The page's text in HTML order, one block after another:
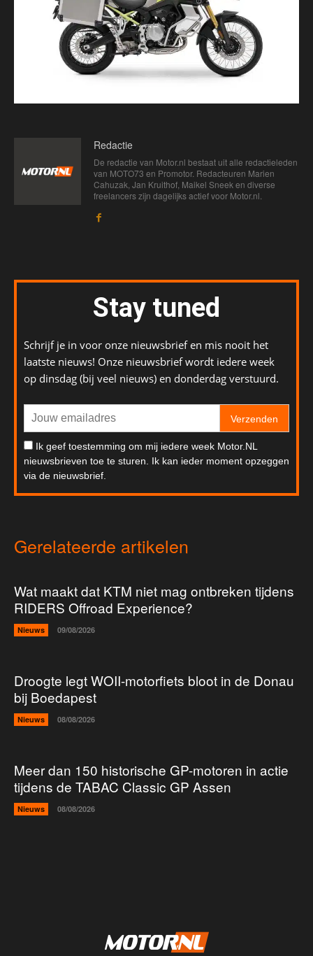
Redactie
De redactie van Motor.nl bestaat uit alle redactieleden
van MOTO73 en Promotor. Redacteuren Marien
Cahuzak, Jan Kruithof, Maikel Sneek en diverse
freelancers zijn dagelijks actief voor Motor.nl.
Stay tuned
Schrijf je in voor onze nieuwsbrief en mis nooit het
laatste nieuws! Onze nieuwsbrief wordt iedere week
op dinsdag (bij veel nieuws) en donderdag verstuurd.
Verzenden
Ik geef toestemming om mij iedere week Motor.NL
nieuwsbrieven toe te sturen. Ik kan ieder moment opzeggen
via de nieuwsbrief.
Gerelateerde artikelen
Wat maakt dat KTM niet mag ontbreken tijdens
RIDERS Offroad Experience?
Nieuws 09/08/2026
Droogte legt WOII-motorfiets bloot in de Donau
bij Boedapest
Nieuws 08/08/2026
Meer dan 150 historische GP-motoren in actie
tijdens de TABAC Classic GP Assen
Nieuws 08/08/2026